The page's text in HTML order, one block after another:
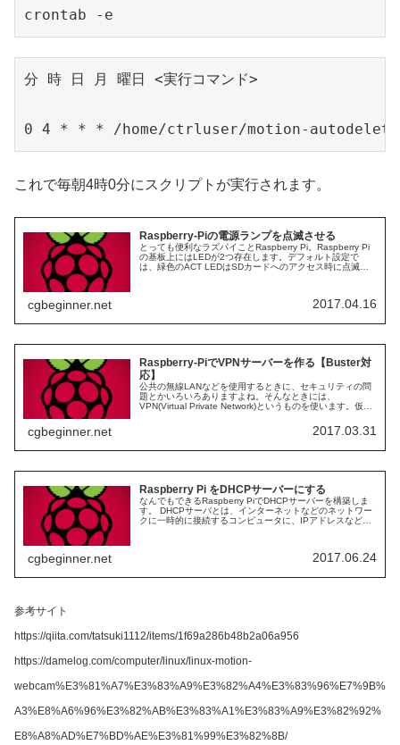
crontab -e
分 時 日 月 曜日 <実行コマンド>
0 4 * * * /home/ctrluser/motion-
これで毎朝4時0分にスクリプトが実行されます。
Raspberry-Piの電源ランプを点滅させる
とっても便利なラズパイことRaspberry Pi。Raspberry Pi
の基板上にはLEDが2つ存在します。デフォルト設定で
は、緑色のACT LEDはSDカードへのアクセス時に点滅し
cgbeginner.net 2017.04.16
Raspberry-PiでVPNサーバーを作る【Buster対
応】
公共の無線LANなどを使用するときに、セキュリティの問
題とかいろいろありますよね。そんなときには、
VPN(Virtual Private Network)というものを使います。仮想
cgbeginner.net 2017.03.31
Raspberry Pi をDHCPサーバーにする
なんでもできるRaspberry PiでDHCPサーバーを構築しま
す。 DHCPサーバとは、インターネットなどのネットワー
クに一時的に接続するコンピュータに、IPアドレスなど必
cgbeginner.net 2017.06.24
参考サイト
https://qiita.com/tatsuki1112/items/1f69a286b48b2a06a956
https://damelog.com/computer/linux/linux-motion-
webcam%E3%81%A7%E3%83%A9%E3%82%A4%E3%83%96%E7%9B%
A3%E8%A6%96%E3%82%AB%E3%83%A1%E3%83%A9%E3%82%92%
E8%A8%AD%E7%BD%AE%E3%81%99%E3%82%8B/